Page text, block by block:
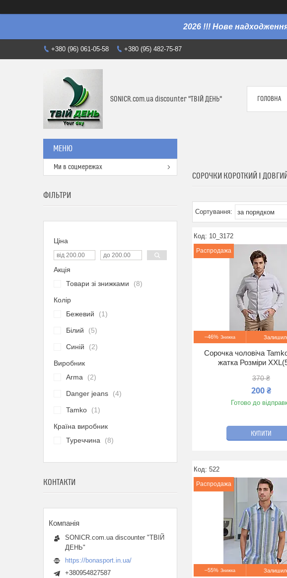
2026 !!! Нове
+380 (96) 061-05-58 +380 (95) 482-75-87
SONICR.com.ua discounter "ТВІЙ ДЕНЬ" ГОЛОВНА
СОРОЧКИ КОРОТКИЙ І
10_3172
Распродажа
–46%
Сорочка чоловіча
жатка Розміри
370 ₴
200 ₴
Готово до
КУПИТИ
522
Распродажа
–55%
Ми в соцмережах
ФІЛЬТРИ
Ціна
Акція
Товари зі знижками
8
Колір
Бежевий
1
Білий 5
Синій 2
Виробник
Arma
2
Danger jeans 4
Tamko 1
Країна виробник
Туреччина
8
КОНТАКТИ
SONICR.com.ua discounter "ТВІЙ
ДЕНЬ"
https://bonasport.in.ua/
+380954827587